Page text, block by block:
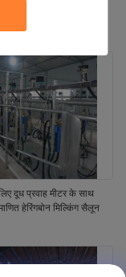
कप रिमूवर और आईएसओ
मिल्किंग मशीन के साथ
दूध प्रवाह मीटर के साथ
हेरिंगबोन मिल्किंग सैलून